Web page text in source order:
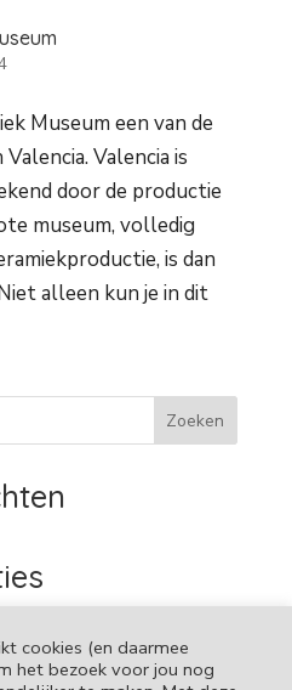
Museum een van de
Valencia is
door de productie
museum, volledig
is dan
alleen kun je in dit
Zoeken
cookies (en daarmee
het bezoek voor jou nog